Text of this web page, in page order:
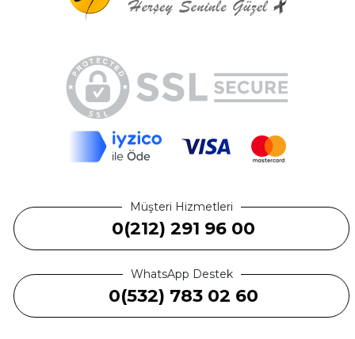
Müşteri Hizmetleri
0(212) 291 96 00
WhatsApp Destek
0(532) 783 02 60